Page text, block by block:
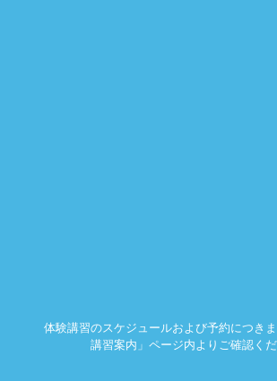
体験講習のスケジュールおよび予約につき
講習案内」ページ内よりご確認くだ